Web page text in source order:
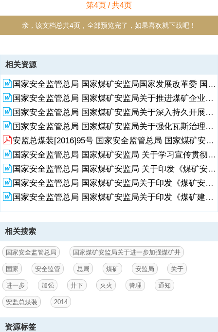
第4页 / 共4页
亲，该文档总共4页，全部预览完了，如果喜欢就下载吧！
资源描述
1、国家安全监管总局 国家煤矿安监局关于进一步加强煤矿井下防灭火
管理的通知安监总煤装201472号各产煤省、自治区、直辖市及新疆生
产建设兵团安全生产监督管理局、煤炭行业管理部门、煤矿安全监管部
门，各省级煤矿安全监察局，司法部直属煤矿管理局，有关中央企业：
2014年7月5日20时43分，新疆生产建设兵团第六师所属新疆大黄山豫
新煤业有限责任公司(以下简称豫新煤业公司)一号井+708m中大槽综放
工作面密闭采空区发生重大瓦斯爆炸事故，造成17人遇难、3人重伤。
豫新煤业公司为煤与瓦斯突出矿井，井下共布置3个回采工作面，即
+735m中大槽综放工作面、+733m八尺槽工作面和+708m中大槽综放
工作面。+708
2、m中大槽综放工作面设计走向长为1200m，倾斜长110m，倾角
3238，进风巷沿煤层顶板布置，标高+708m，回风巷沿煤层底板布
置，标高+750m，采用斜切分层综采放顶煤采煤法，工作面上方为上分
层工作面采空区。2014年3月18日，+708m中大槽综放工作面进风巷推
进7.5m，回风巷推进8.4m时，第45号支架掩护梁出现明火，经现场处
理，未能得到有效控制，豫新煤业公司遂决定对工作面进风巷、回风巷
及矿井西翼运输石门实施密闭(+780m边界石门设置两道板闸、两道二
四砖闸;+750m回风巷在U型段采用水封，同时在+750m回风巷落平段设
置两道二四砖闸;+708m中大槽综放工作面设置两道板闭，并在进风
3、巷距切眼338m处采用水封)。2014年7月1日，豫新煤业公司决定压
缩已封闭的火区，计划在+708m中大槽综放工作面进风巷切眼以东10m
位置设置永久密闭后，施工灭火上山，对+708m中大槽综放工作面实施
灭火。7月5日中班，安排13名救护队员到+708m中大槽综放工作面进
风巷实施压缩密闭作业，安排7名工人运送打密闭材料等工作;当班井下
另有127人在其他地点作业。20时43分，密闭内采空区发生瓦斯爆炸。
4、理。有煤(岩)与瓦斯(二氧化碳)突出危险的煤层，严禁采用放顶煤开
采。使用放顶煤开采的煤矿，要针对煤层开采技术条件和放顶煤开采工
艺特点，必须对防瓦斯、防火、采放煤工艺、顶板支护、初采和工作面
火。开采容易自燃和自燃煤层的煤矿，必须确定本矿井煤层的自然发火
5、阻化泥浆、注惰性气体等措施，编制相应的技术措施，防止自然发
火。当井下发现自然发火征兆时，必须停止作业，立即采取有效措施处
理。在发火征兆不能得到有效控制时，必须撤出人员远距离封闭发火危
险区。进行封闭施工作业时，其他区域所有人员必须全部撤出。三、切
实加强火区封闭和启封管理。开采容易自燃和自燃煤层，必须提前制定
相关资源
国家安全监管总局 国家煤矿安监局国家发展改革委 国家能源局关于印发煤矿生产能力管理办法和核定标准的通知（安监总煤行〔2014〕61号）
国家安全监管总局 国家煤矿安监局关于推进煤矿企业安全生产诚信建设的指导意见
国家安全监管总局 国家煤矿安监局关于深入持久开展煤矿安全质量标准化工作的指导意见
国家安全监管总局 国家煤矿安监局关于强化瓦斯治理有效遏制煤矿重特大事故的通知
安监总煤装[2016]95号 国家安全监管总局 国家煤矿安监局关于印发《煤矿安全规程执行说明（2016）》的通知
国家安全监管总局 国家煤矿安监局 关于学习宣传贯彻新《煤矿安全规程》的通知 安监总煤装〔2016〕33号
国家安全监管总局 国家煤矿安监局 关于印发《煤矿安全规程执行说明（2016）》的通知 安监总煤装〔2016〕95号
国家安全监管总局 国家煤矿安监局关于印发《煤矿安全规程执行说明(2016)》的通知
国家安全监管总局 国家煤矿安监局关于印发《煤矿建设项目安全设施竣工验收监督核查暂行办法》的通知（安监总煤监〔2015〕34号）
相关搜索
国家安全监管总局 国家煤矿安监局关于进一步加强煤矿井
国家 安全监管 总局 煤矿 安监局 关于
进一步 加强 井下 灭火 管理 通知
安监总煤装 2014
资源标签